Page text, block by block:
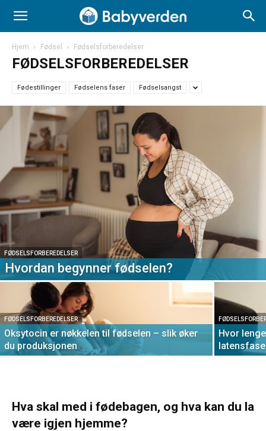
Hjem Fødsel Fødselsforberedelser
FØDSELSFORBEREDELSER
Fødestillinger Fødselens faser Fødselsangst
FØDSELSFORBEREDELSER
Hvordan begynner fødselen?
FØDSELSFORBEREDELSER
Oksytocin er nøkkelen til fødselen – slik øker
du produksjonen
Hvor
Hva skal med i fødebagen, og hva kan du la
være igjen hjemme?